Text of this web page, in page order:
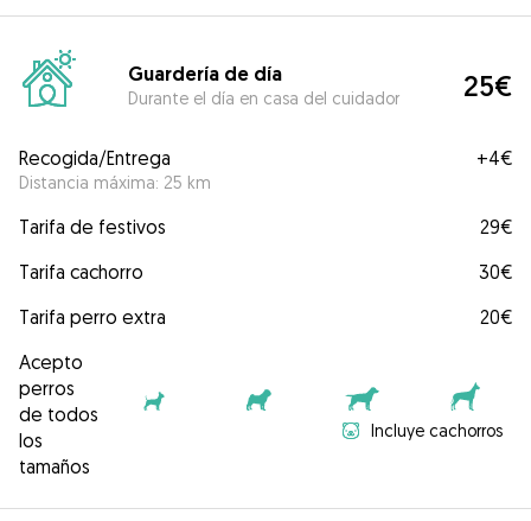
Guardería de día
Durante el día en casa del cuidador 25€
Recogida/Entrega
Distancia máxima: 25 km
+4€
Tarifa de festivos
29€
Tarifa cachorro
30€
Tarifa perro extra
20€
Acepto
perros
de todos
los
tamaños
Incluye cachorros